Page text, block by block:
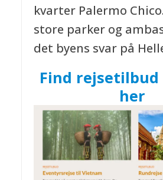
kvarter Palermo
store parker og
det byens svar på
Find
her